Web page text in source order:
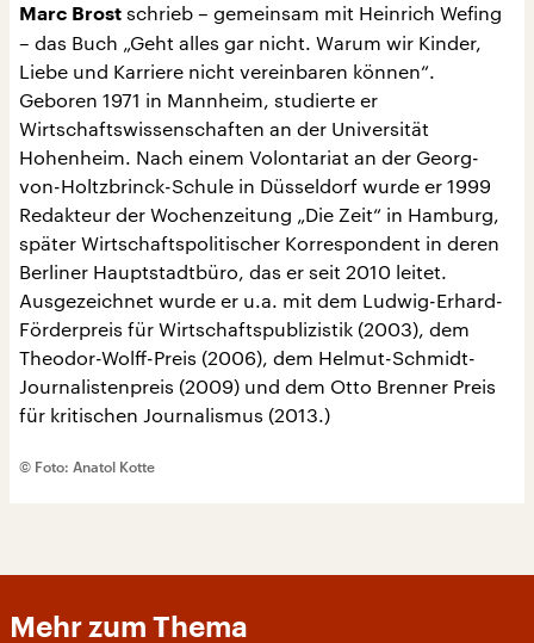
Marc Brost schrieb – gemeinsam mit Heinrich Wefing
– das Buch „Geht alles gar nicht. Warum wir Kinder,
Liebe und Karriere nicht vereinbaren können“.
Geboren 1971 in Mannheim, studierte er
Wirtschaftswissenschaften an der Universität
Hohenheim. Nach einem Volontariat an der Georg-
von-Holtzbrinck-Schule in Düsseldorf wurde er 1999
Redakteur der Wochenzeitung „Die Zeit“ in Hamburg,
später Wirtschaftspolitischer Korrespondent in deren
Berliner Hauptstadtbüro, das er seit 2010 leitet.
Ausgezeichnet wurde er u.a. mit dem Ludwig-Erhard-
Förderpreis für Wirtschaftspublizistik (2003), dem
Theodor-Wolff-Preis (2006), dem Helmut-Schmidt-
Journalistenpreis (2009) und dem Otto Brenner Preis
für kritischen Journalismus (2013.)
© Foto: Anatol Kotte
Mehr zum Thema